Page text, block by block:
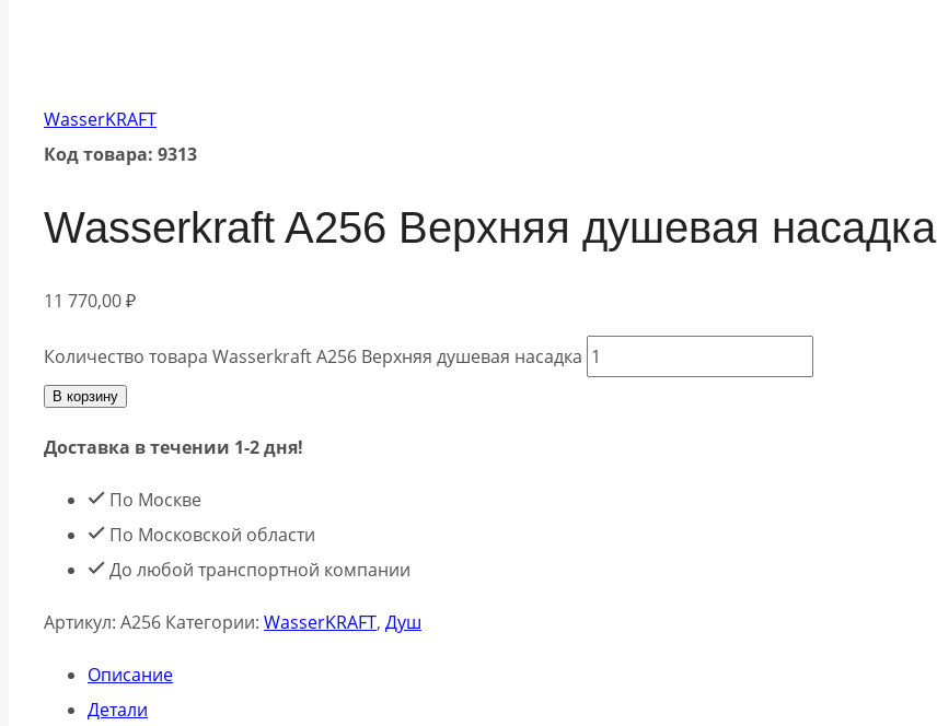
WasserKRAFT
Код товара: 9313
Wasserkraft A256 Верхняя душевая насадка
11 770,00₽
Количество товара Wasserkraft A256 Верхняя душевая насадка
В корзину
Доставка в течении 1-2 дня!
По Москве
По Московской области
До любой транспортной компании
Артикул: A256 Категории: WasserKRAFT, Душ
Описание
Детали